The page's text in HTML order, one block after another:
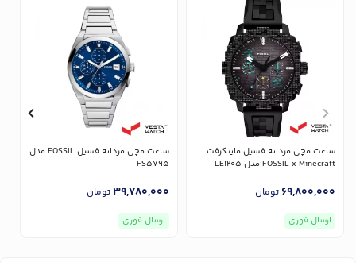
ساعت مچی مردانه فسیل ماینکرفت
FOSSIL x Minecraft مدل LE1205
69,800,000 تومان
ارسال فوری
ساعت مچی مردانه فسیل FOSSIL مدل
FS5795
39,780,000تومان
ارسال فوری